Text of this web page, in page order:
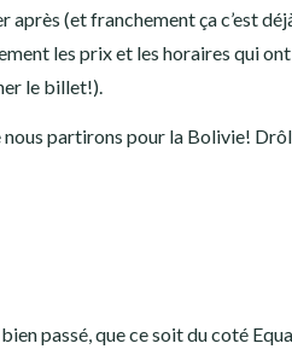
(et franchement ça c’est
les prix et les horaires qui
le billet!).
partirons pour la Bolivie!
passé, que ce soit du coté